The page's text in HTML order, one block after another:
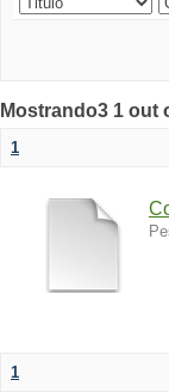
Mostrando3 1 out
1
1